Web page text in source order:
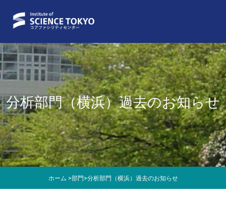
ホーム >部門 >分析部門（横浜）過去のお知らせ
分析部門（横浜）過去のお知らせ